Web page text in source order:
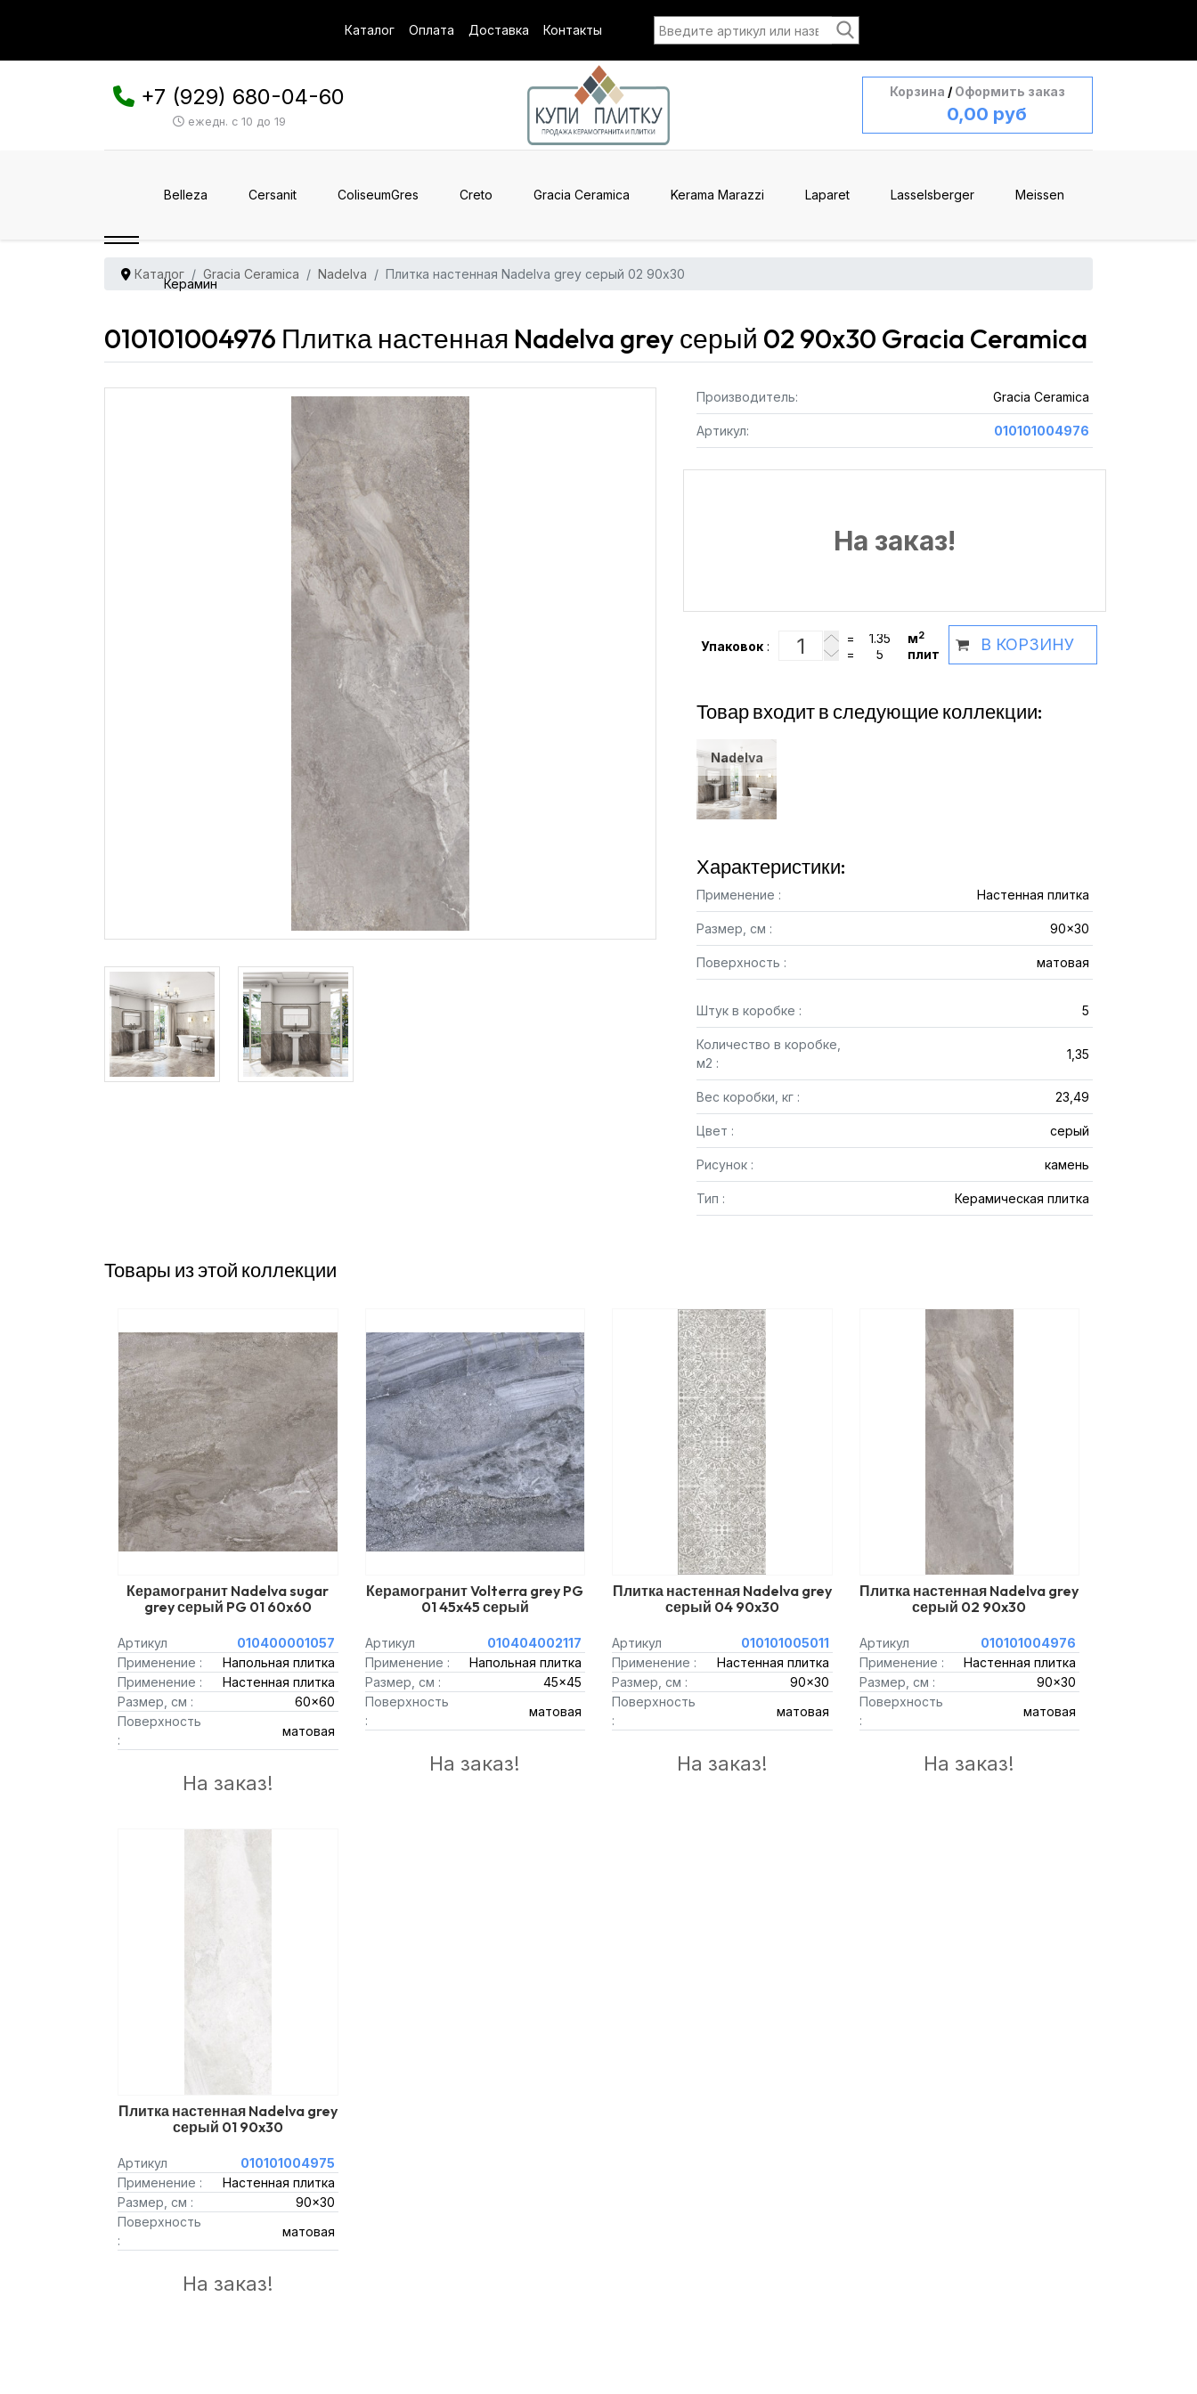
Каталог Оплата Доставка Контакты
+7 (929) 680-04-60
ежедн. с 10 до 19
Корзина / Оформить заказ
0,00 руб
Belleza Cersanit ColiseumGres Creto Gracia Ceramica Kerama Marazzi Laparet Lasselsberger Meissen
Керамин
Каталог Gracia Ceramica Nadelva Плитка настенная Nadelva grey серый 02 90x30
010101004976 Плитка настенная Nadelva grey серый 02 90x30 Gracia Ceramica
Производитель: Gracia Ceramica
Артикул: 010101004976
На заказ!
Упаковок :
= м2
= плит
В КОРЗИНУ
Товар входит в следующие коллекции:
Nadelva
Характеристики:
Применение : Настенная плитка
Размер, см : 90x30
Поверхность : матовая
Штук в коробке : 5
Количество в коробке,
м2 :
1,35
Вес коробки, кг : 23,49
Цвет : серый
Рисунок : камень
Тип : Керамическая плитка
Товары из этой коллекции
Керамогранит Nadelva sugar
grey серый PG 01 60x60
Артикул
010400001057
Применение :
Напольная плитка
Применение :
Настенная плитка
Размер, см :
60x60
Поверхность
:
матовая
На заказ!
Керамогранит Volterra grey PG
01 45x45 серый
Артикул
010404002117
Применение :
Напольная плитка
Размер, см :
45x45
Поверхность
:
матовая
На заказ!
Плитка настенная Nadelva grey
серый 04 90x30
Артикул
010101005011
Применение :
Настенная плитка
Размер, см :
90x30
Поверхность
:
матовая
На заказ!
Плитка настенная Nadelva grey
серый 02 90x30
Артикул
010101004976
Применение :
Настенная плитка
Размер, см :
90x30
Поверхность
:
матовая
На заказ!
Плитка настенная Nadelva grey
серый 01 90x30
Артикул
010101004975
Применение :
Настенная плитка
Размер, см :
90x30
Поверхность
:
матовая
На заказ!